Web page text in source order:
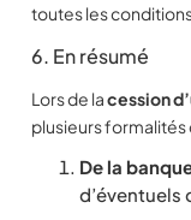
toutes les
6. En résumé
Lors de lacession
plusieurs
De la
d’éventuels